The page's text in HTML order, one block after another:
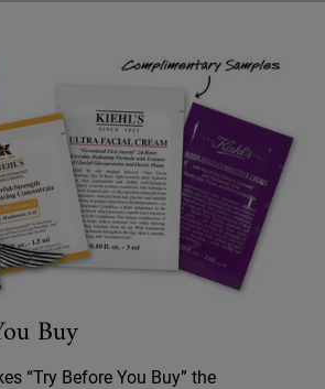
Buy
“Try Before You Buy” the